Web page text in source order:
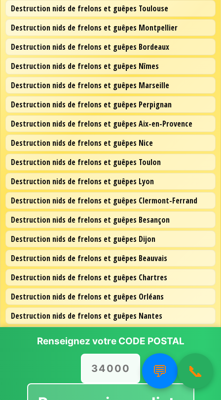
Destruction nids de frelons et guêpes Toulouse
Destruction nids de frelons et guêpes Montpellier
Destruction nids de frelons et guêpes Bordeaux
Destruction nids de frelons et guêpes Nîmes
Destruction nids de frelons et guêpes Marseille
Destruction nids de frelons et guêpes Perpignan
Destruction nids de frelons et guêpes Aix-en-Provence
Destruction nids de frelons et guêpes Nice
Destruction nids de frelons et guêpes Toulon
Destruction nids de frelons et guêpes Lyon
Destruction nids de frelons et guêpes Clermont-Ferrand
Destruction nids de frelons et guêpes Besançon
Destruction nids de frelons et guêpes Dijon
Destruction nids de frelons et guêpes Beauvais
Destruction nids de frelons et guêpes Chartres
Destruction nids de frelons et guêpes Orléans
Destruction nids de frelons et guêpes Nantes
Destruction nids de frelons et guêpes Lille
Destruction nids de frelons et guêpes Paris
💬 📞
Renseignez votre CODE POSTAL